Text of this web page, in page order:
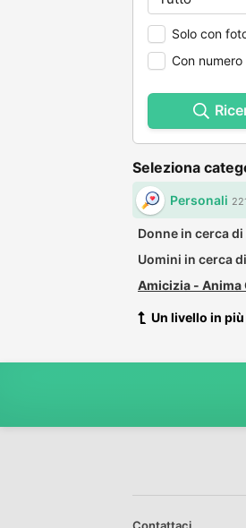
Solo con
Con
Seleziona
Personali
Donne in cerca
Uomini in cerca
Amicizia - Anima
Un livello in più